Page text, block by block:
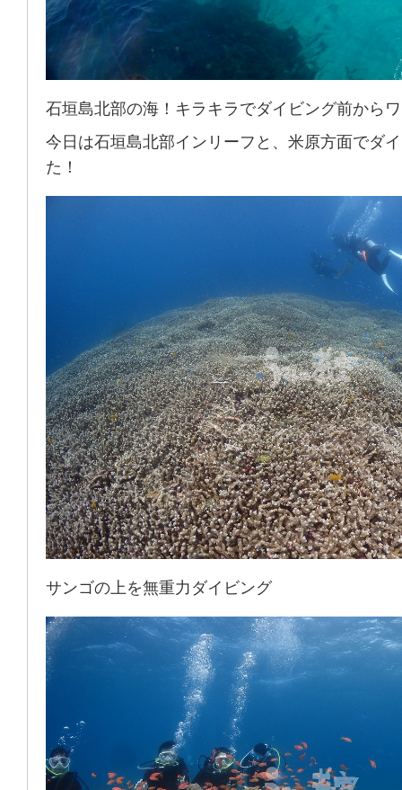
石垣島北部の海！キラキラでダイビング前から
今日は石垣島北部インリーフと、米原方面でダ
た！
サンゴの上を無重力ダイビング